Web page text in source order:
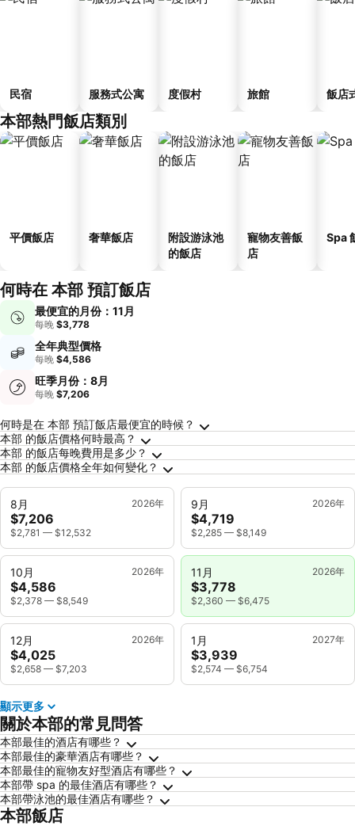
民宿 服務式公寓 度假村 旅館 飯店
本部熱門飯店類別
平價飯店 奢華飯店
附設游泳池
的飯店
寵物友善飯
店
Spa
何時在 本部 預訂飯店
最便宜的月份：11月
每晚 $3,778
全年典型價格
每晚 $4,586
旺季月份：8月
每晚 $7,206
關於本部的常見問答
何時是在 本部 預訂飯店最便宜的時候？
本部 的飯店價格何時最高？
本部 的飯店每晚費用是多少？
本部 的飯店價格全年如何變化？
8月 2026年
$7,206
$2,781 — $12,532
9月 2026年
$4,719
$2,285 — $8,149
10月 2026年
$4,586
$2,378 — $8,549
11月 2026年
$3,778
$2,360 — $6,475
12月 2026年
$4,025
$2,658 — $7,203
1月 2027年
$3,939
$2,574 — $6,754
顯示更多
關於本部的常見問答
本部最佳的酒店有哪些？
本部最佳的豪華酒店有哪些？
本部最佳的寵物友好型酒店有哪些？
本部帶 spa 的最佳酒店有哪些？
本部帶泳池的最佳酒店有哪些？
本部飯店